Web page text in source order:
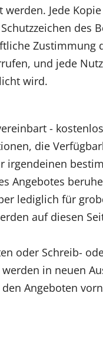
Jede
des
Zustimmung
und jede
wird.
-
die
irgendeinen
Angebotes
lediglich für
auf diesen
oder Schreib-
in neuen
Angeboten